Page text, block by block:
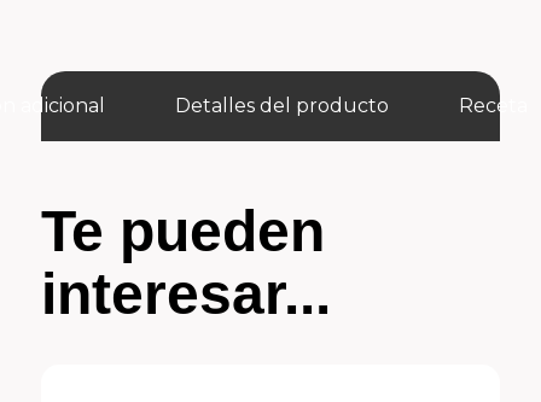
adicional Detalles del producto Receta
Te pueden
interesar...